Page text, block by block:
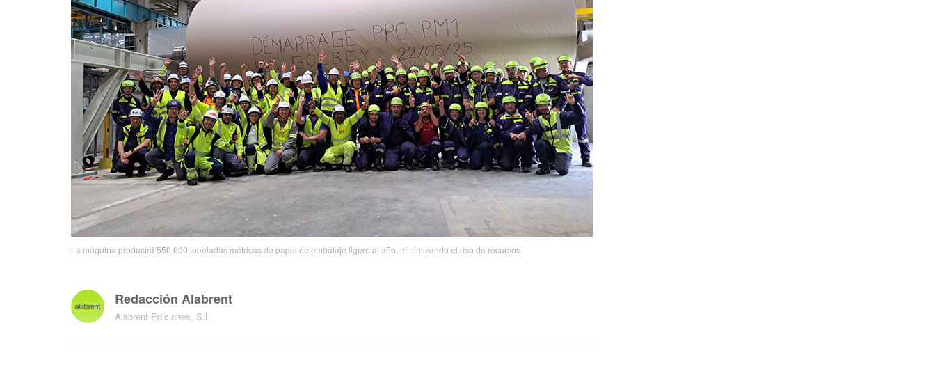
La máquina producirá 550.000 toneladas métricas de papel de embalaje ligero al año, minimizando el uso de recursos.
Redacción Alabrent
Alabrent Ediciones, S.L.